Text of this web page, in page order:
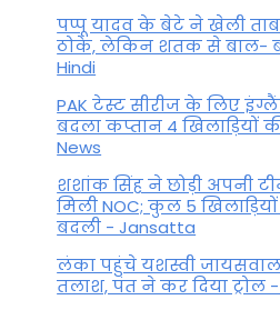
पप्पू यादव के बेटे ने खेली
ठोके, लेकिन शतक से बाल-
Hindi
PAK टेस्ट सीरीज के लिए
बदला कप्तान 4 खिलाड़ियों
News
शशांक सिंह ने छोड़ी अपनी
मिली NOC; कुल 5
बदली - Jansatta
लंका पहुंचे यशस्वी
तलाश, पंत ने कर द‍िया ट्रोल -